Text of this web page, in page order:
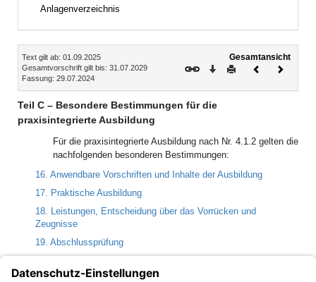
Anlagenverzeichnis
Inhalt
Text gilt ab: 01.09.2025
Gesamtvorschrift gilt bis: 31.07.2029
Fassung: 29.07.2024
Gesamtansicht
Download
DruckenVorheriges
Teil C – Besondere Bestimmungen für die
praxisintegrierte Ausbildung
Für die praxisintegrierte Ausbildung nach Nr. 4.1.2 gelten die
nachfolgenden besonderen Bestimmungen:
16. Anwendbare Vorschriften und Inhalte der Ausbildung
17. Praktische Ausbildung
18. Leistungen, Entscheidung über das Vorrücken und
Zeugnisse
19. Abschlussprüfung
21. Abschlusszeugnis und Urkunde